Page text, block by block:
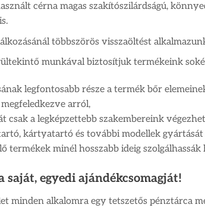
cérna magas szakítószilárdságú,
többszörös visszaöltést
munkával biztosítjuk termékeink
legfontosabb része a termék bőr
arról,
csak a legképzettebb szakembereink
kártyatartó és további modellek gyártását
termékek minél hosszabb ideig szolgálhassák
saját, egyedi ajándékcsomagját!
minden alkalomra egy tetszetős pénztárca